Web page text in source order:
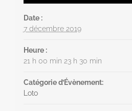
Date :
7 décembre 2019
Heure :
21 h 00 min 23 h 30 min
Catégorie d’Évènement:
Loto